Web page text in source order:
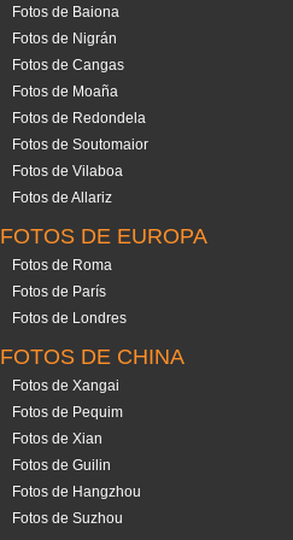
Fotos de Baiona
Fotos de Nigrán
Fotos de Cangas
Fotos de Moaña
Fotos de Redondela
Fotos de Soutomaior
Fotos de Vilaboa
Fotos de Allariz
FOTOS DE EUROPA
Fotos de Roma
Fotos de París
Fotos de Londres
FOTOS DE CHINA
Fotos de Xangai
Fotos de Pequim
Fotos de Xian
Fotos de Guilin
Fotos de Hangzhou
Fotos de Suzhou